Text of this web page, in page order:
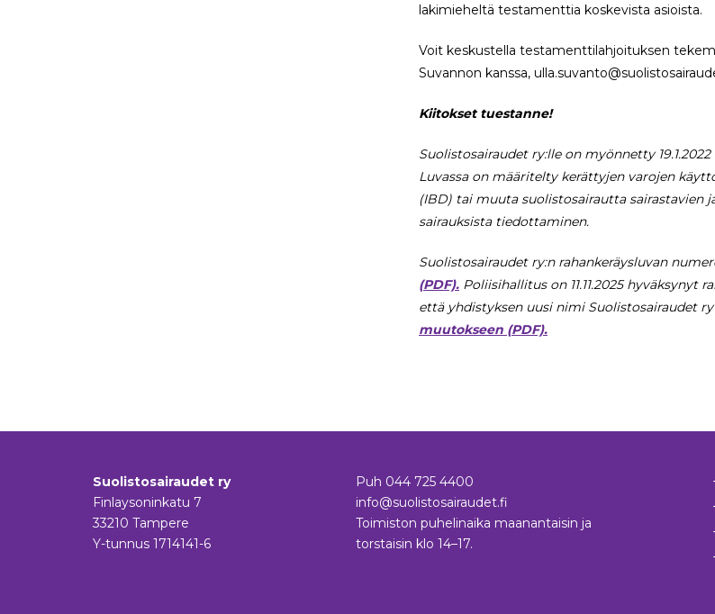
lakimieheltä testamenttia koskevista asioista.
Voit keskustella testamenttilahjoituksen
Suvannon kanssa,
Kiitokset tuestanne!
Suolistosairaudet ry:lle on myönnetty
Luvassa on määritelty kerättyjen varojen
(IBD) tai muuta suolistosairautta sairastavien
sairauksista tiedottaminen.
Suolistosairaudet ry:n rahankeräysluvan
(PDF). Poliisihallitus on 11.11.2025 hyväksynyt
että yhdistyksen uusi nimi Suolistosairaudet
muutokseen (PDF).
Suolistosairaudet ry
Finlaysoninkatu 7
33210 Tampere
Y-tunnus 1714141-6
Puh 044 725 4400
info@suolistosairaudet.fi
Toimiston puhelinaika maanantaisin ja
torstaisin klo 14–17.